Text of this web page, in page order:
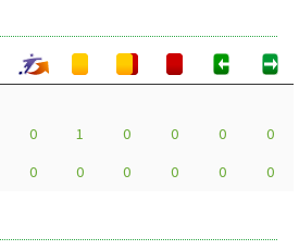
0 1 0 0 0
0
0 0 0 0 0 0